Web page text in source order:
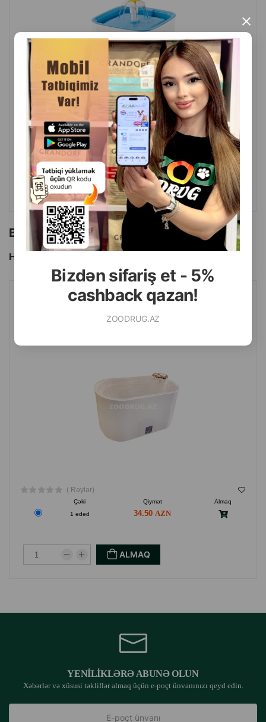
Bizdən sifariş et - 5%
cashback qazan!
ZOODRUG.AZ
×
( Rəylər)
Çəki Qiymət
Almaq
1 ədəd
66.00
ALMAQ
Bu brendin başqa məhsulları
Hamısını Gör
PET WATER FOUNTAIN AVTOMATIK SUVARMA FƏVVARƏSI
HEYVANLAR ÜÇÜN. RƏNG: AĞ-BOZ. HƏCM: 2.5 LITR.
( Rəylər)
Çəki Qiymət
Almaq
1 ədəd
34.50
ALMAQ
YENILIKLƏRƏ ABUNƏ OLUN
Xəbərlər və xüsusi təkliflər almaq üçün e-poçt ünvanınızı qeyd edin.